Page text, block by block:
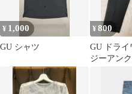
¥ 1,000
GU シャツ
¥800
GU ドライ
ジーアン